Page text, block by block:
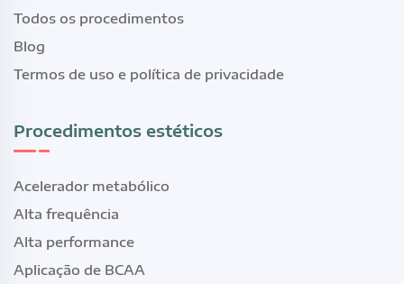
Todos os procedimentos
Blog
Termos de uso e política de privacidade
Procedimentos estéticos
Acelerador metabólico
Alta frequência
Alta performance
Aplicação de BCAA